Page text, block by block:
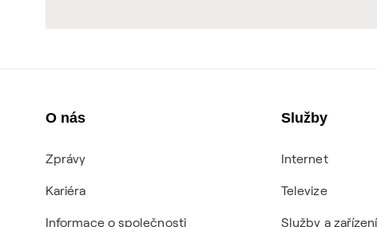
O nás
Zprávy
Kariéra
Informace o společnosti
Služby
Internet
Televize
Služby a zařízení